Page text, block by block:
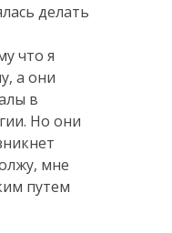
делать
что я
а они
в
Но они
мне
путем